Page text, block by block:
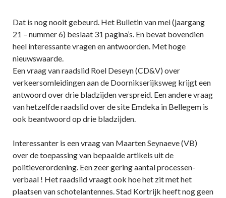
Dat is nog nooit gebeurd. Het Bulletin van mei (jaargang
21 – nummer 6) beslaat 31 pagina’s. En bevat bovendien
heel interessante vragen en antwoorden. Met hoge
nieuwswaarde.
Een vraag van raadslid Roel Deseyn (CD&V) over
verkeersomleidingen aan de Doornikserijksweg krijgt een
antwoord over drie bladzijden verspreid. Een andere vraag
van hetzelfde raadslid over de site Emdeka in Bellegem is
ook beantwoord op drie bladzijden.
Interessanter is een vraag van Maarten Seynaeve (VB)
over de toepassing van bepaalde artikels uit de
politieverordening. Een zeer gering aantal processen-
verbaal ! Het raadslid vraagt ook hoe het zit met het
plaatsen van schotelantennes. Stad Kortrijk heeft nog geen